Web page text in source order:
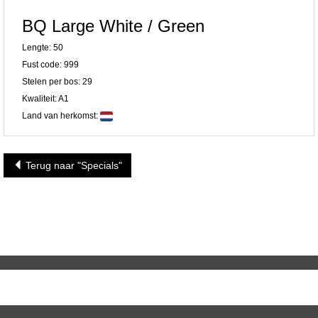
BQ Large White / Green
Lengte: 50
Fust code: 999
Stelen per bos: 29
Kwaliteit: A1
Land van herkomst:
Terug naar "Specials"